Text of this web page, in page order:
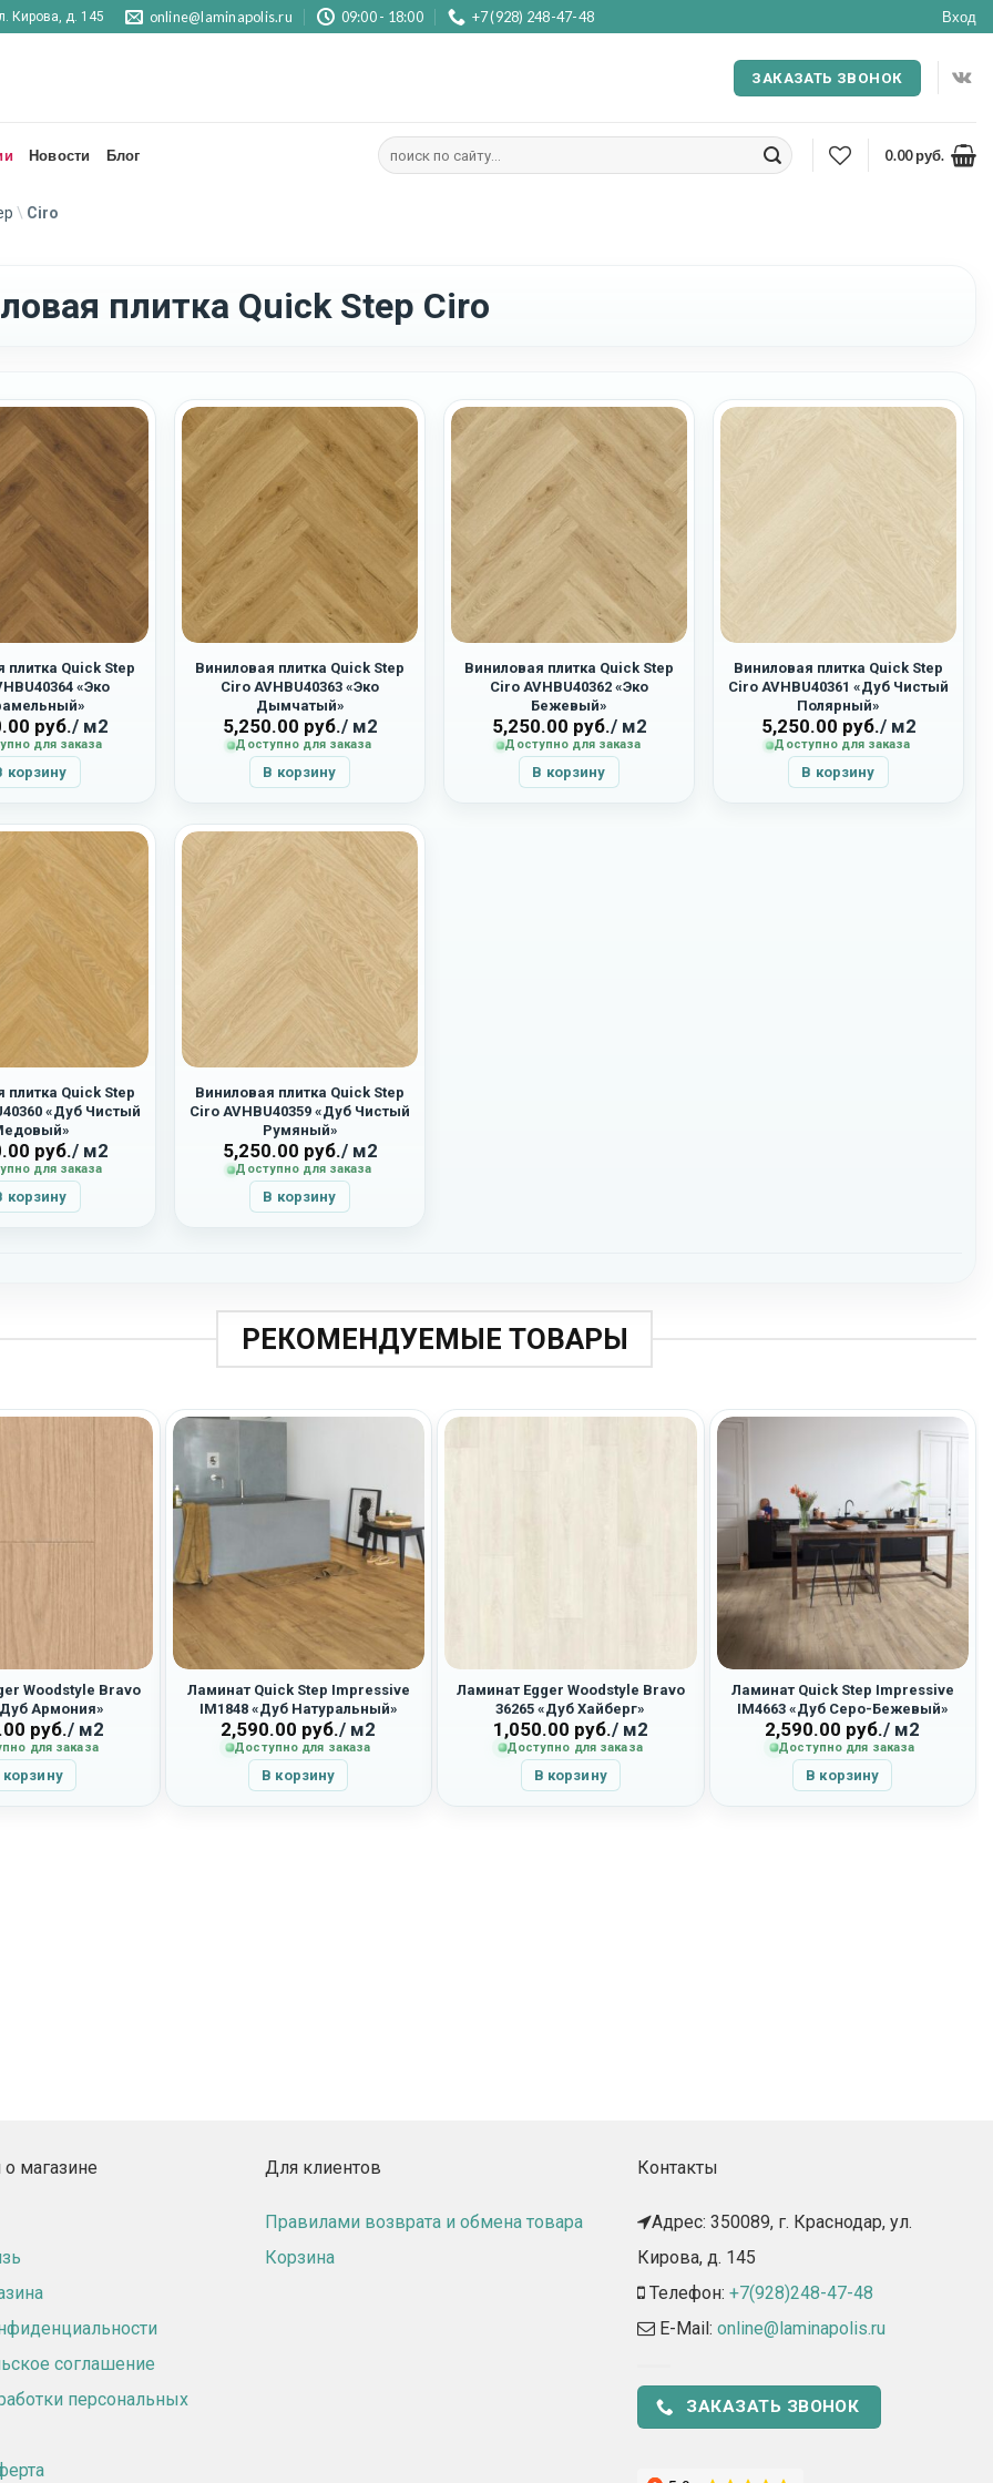
Кирова, д. 145 online@laminapolis.ru 09:00 - 18:00 +7 (928) 248-47-48 Вход
ЗАКАЗАТЬ ЗВОНОК
Новости Блог
Искать:
0.00руб.
\ Ciro
плитка Quick Step Ciro
плитка Quick Step
«Эко
руб./ м2
для заказа
корзину
Виниловая плитка Quick Step
Ciro AVHBU40363 «Эко
Дымчатый»
5,250.00 руб./ м2
Доступно для заказа
В корзину
Виниловая плитка Quick Step
Ciro AVHBU40362 «Эко
Бежевый»
5,250.00 руб./ м2
Доступно для заказа
В корзину
Виниловая плитка Quick Step
Ciro AVHBU40361 «Дуб Чистый
Полярный»
5,250.00 руб./ м2
Доступно для заказа
В корзину
плитка Quick Step
«Дуб Чистый
руб./ м2
для заказа
корзину
Виниловая плитка Quick Step
Ciro AVHBU40359 «Дуб Чистый
Румяный»
5,250.00 руб./ м2
Доступно для заказа
В корзину
РЕКОМЕНДУЕМЫЕ ТОВАРЫ
Woodstyle Bravo
Армония»
руб./ м2
для заказа
корзину
Ламинат Quick Step Impressive
IM1848 «Дуб Натуральный»
2,590.00 руб./ м2
Доступно для заказа
В корзину
Ламинат Egger Woodstyle Bravo
36265 «Дуб Хайберг»
1,050.00 руб./ м2
Доступно для заказа
В корзину
Ламинат Quick Step Impressive
IM4663 «Дуб Серо-Бежевый»
2,590.00 руб./ м2
Доступно для заказа
В корзину
магазине
соглашение
персональных
Для клиентов
Правилами возврата и обмена товара
Корзина
Контакты
Адрес: 350089, г. Краснодар, ул.
Кирова, д. 145​
Телефон: +7(928)248-47-48
E-Mail: online@laminapolis.ru
ЗАКАЗАТЬ ЗВОНОК